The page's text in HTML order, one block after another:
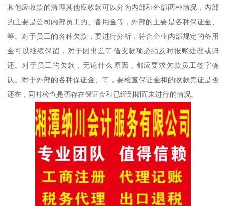
其他应收款的清理其他应收款可以分为内部和外部两种情况，内部
的主要是公司内部员工的、备用金等，外部的主要是各种保证金、
等。对于员工的各种欠款，要进行分析，符合企业内部规定的备用
金可以继续保留，对于因出差等借支款项必须及时报账处理或归
还。对于员工的欠款，无论什么原因，都应要求欠款员工签字确
认。对于外部的各种保证金、等，要检查保证金和的收款凭证是否
还在，同时检查是否存在保证金和已经到期而未进行的情况。